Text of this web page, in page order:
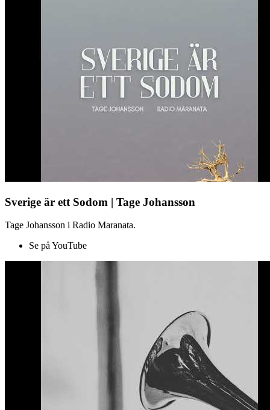
Sverige är ett Sodom | Tage Johansson
Tage Johansson i Radio Maranata.
Se på YouTube